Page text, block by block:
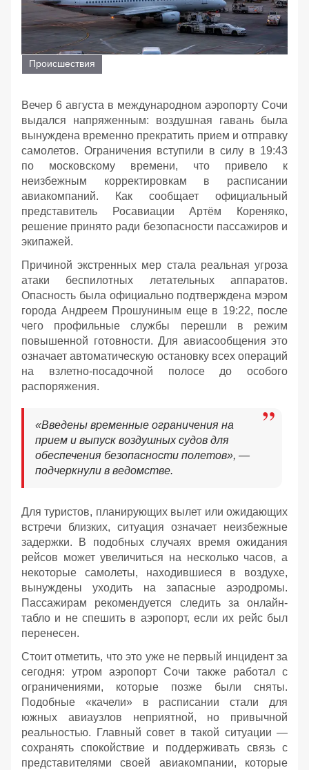
Происшествия
Вечер 6 августа в международном аэропорту Сочи
выдался напряженным: воздушная гавань была
вынуждена временно прекратить прием и отправку
самолетов. Ограничения вступили в силу в 19:43
по московскому времени, что привело к
неизбежным корректировкам в расписании
авиакомпаний. Как сообщает официальный
представитель Росавиации Артём Кореняко,
решение принято ради безопасности пассажиров и
экипажей.
Причиной экстренных мер стала реальная угроза
атаки беспилотных летательных аппаратов.
Опасность была официально подтверждена мэром
города Андреем Прошуниным еще в 19:22, после
чего профильные службы перешли в режим
повышенной готовности. Для авиасообщения это
означает автоматическую остановку всех операций
на взлетно-посадочной полосе до особого
распоряжения.
«Введены временные ограничения на
прием и выпуск воздушных судов для
обеспечения безопасности полетов», —
подчеркнули в ведомстве.
Для туристов, планирующих вылет или ожидающих
встречи близких, ситуация означает неизбежные
задержки. В подобных случаях время ожидания
рейсов может увеличиться на несколько часов, а
некоторые самолеты, находившиеся в воздухе,
вынуждены уходить на запасные аэродромы.
Пассажирам рекомендуется следить за онлайн-
табло и не спешить в аэропорт, если их рейс был
перенесен.
Стоит отметить, что это уже не первый инцидент за
сегодня: утром аэропорт Сочи также работал с
ограничениями, которые позже были сняты.
Подобные «качели» в расписании стали для
южных авиаузлов неприятной, но привычной
реальностью. Главный совет в такой ситуации —
сохранять спокойствие и поддерживать связь с
представителями своей авиакомпании, которые